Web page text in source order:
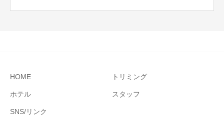
HOME トリミング
ホテル スタッフ
SNS/リンク